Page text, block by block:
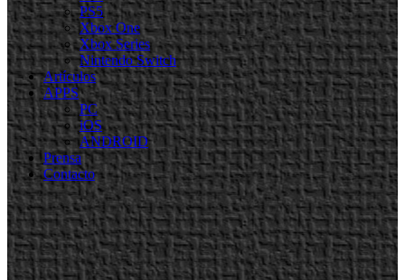
PS5
Xbox One
Xbox Series
Nintendo Switch
Artículos
APPS
PC
iOS
ANDROID
Prensa
Contacto